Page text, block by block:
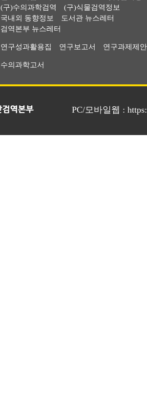
(구)수의과학검역
(구)식물검역정보
국내외 동향정보
도서관 뉴스레터
검역본부 뉴스레터
연구성과활용집 연구보고서 연구과제제
수의과학고서
PC/모바일웹 :